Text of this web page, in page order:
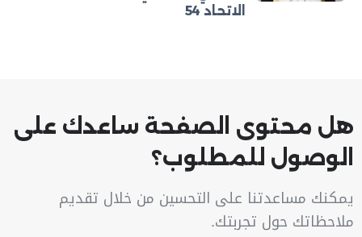
الاتحاد 54
هل محتوى الصفحة ساعدك على
الوصول للمطلوب؟
يمكنك مساعدتنا على التحسين من خلال تقديم
ملاحظاتك حول تجربتك.